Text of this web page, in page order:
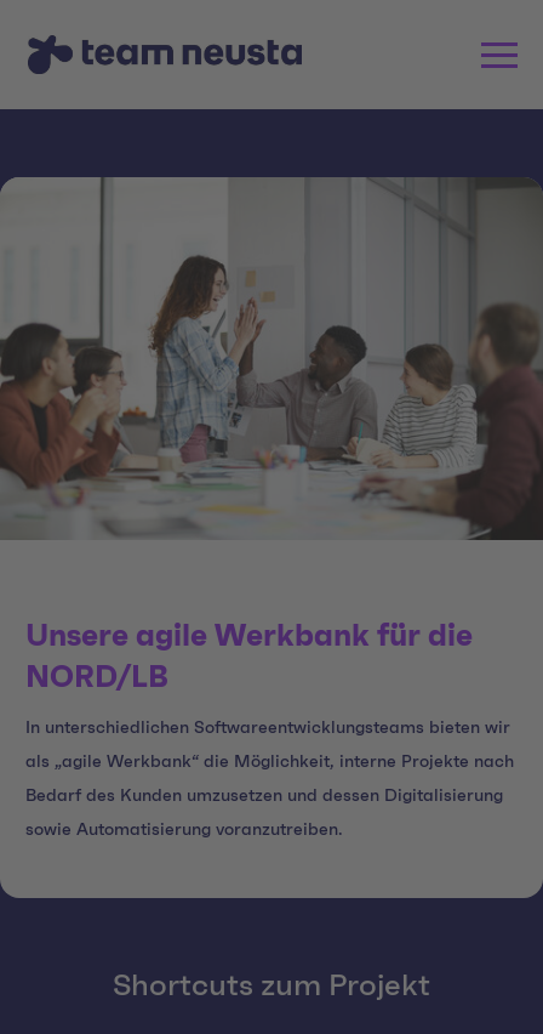
Unsere agile Werkbank für die
NORD/LB
In unterschiedlichen Softwareentwicklungsteams bieten wir
als „agile Werkbank“ die Möglichkeit, interne Projekte nach
Bedarf des Kunden umzusetzen und dessen Digitalisierung
sowie Automatisierung voranzutreiben.
Shortcuts zum Projekt